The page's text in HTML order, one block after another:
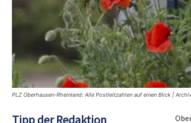
PLZ Oberhausen-Rheinland: Alle Postleitzahlen auf einen Blick |
Tipp der Redaktion